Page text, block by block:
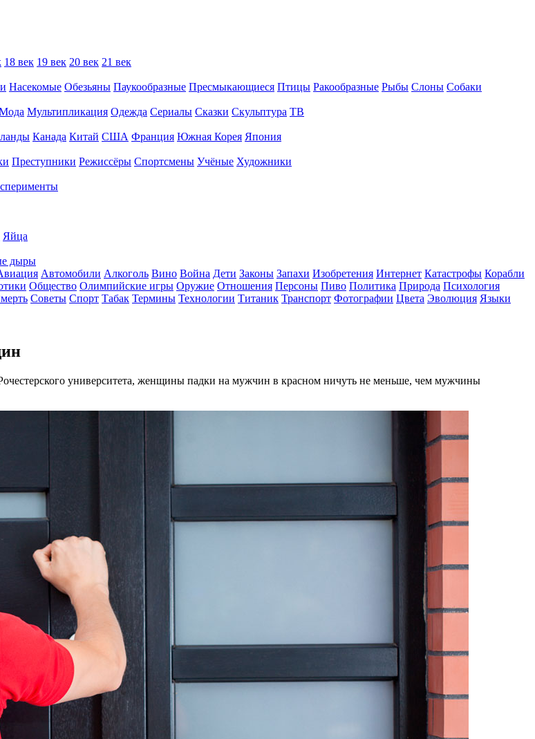
18 век 19 век 20 век 21 век
Насекомые Обезьяны Паукообразные Пресмыкающиеся Птицы Ракообразные Рыбы Слоны Собаки
Мультипликация Одежда Сериалы Сказки Скульптура ТВ
Канада Китай США Франция Южная Корея Япония
Преступники Режиссёры Спортсмены Учёные Художники
Яйца
дыры
Автомобили Алкоголь Вино Война Дети Законы Запахи Изобретения Интернет Катастрофы Корабли
Общество Олимпийские игры Оружие Отношения Персоны Пиво Политика Природа Психология
Советы Спорт Табак Термины Технологии Титаник Транспорт Фотографии Цвета Эволюция Языки
университета, женщины падки на мужчин в красном ничуть не меньше, чем мужчины